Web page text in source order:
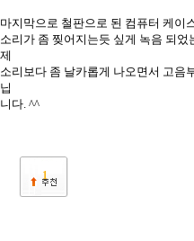
마지막으로 철판으로 된 컴퓨터 케이
소리가 좀 찢어지는듯 싶게 녹음 되
제
소리보다 좀 날카롭게 나오면서 고음
닙
니다. ^^
1